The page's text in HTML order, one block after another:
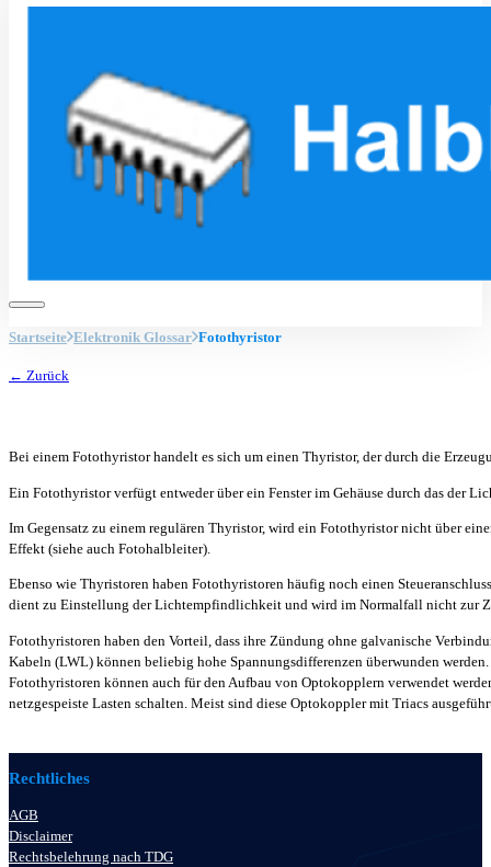
Startseite Elektronik Glossar Fotothyristor
← Zurück
Bei einem Fotothyristor handelt es sich um einen Thyristor, der durch die
Ein Fotothyristor verfügt entweder über ein Fenster im Gehäuse durch das der
Im Gegensatz zu einem regulären Thyristor, wird ein Fotothyristor nicht über
Effekt (siehe auch Fotohalbleiter).
Ebenso wie Thyristoren haben Fotothyristoren häufig noch einen
dient zu Einstellung der Lichtempfindlichkeit und wird im Normalfall nicht zur
Fotothyristoren haben den Vorteil, dass ihre Zündung ohne galvanische
Kabeln (LWL) können beliebig hohe Spannungsdifferenzen überwunden
Fotothyristoren können auch für den Aufbau von Optokopplern verwendet
netzgespeiste Lasten schalten. Meist sind diese Optokoppler mit Triacs
Rechtliches
AGB
Disclaimer
Rechtsbelehrung nach TDG